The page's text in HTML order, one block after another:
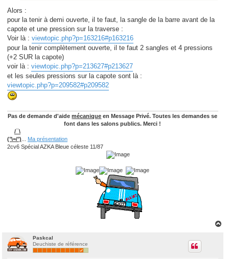
Alors :
pour la tenir à demi ouverte, il te faut, la sangle de la barre avant de la
capote et une pression sur la traverse :
Voir là : viewtopic.php?p=163216#p163216
pour la tenir complètement ouverte, il te faut 2 sangles et 4 pressions
(+2 SUR la capote)
voir là : viewtopic.php?p=213627#p213627
et les seules pressions sur la capote sont là :
viewtopic.php?p=209582#p209582
Pas de demande d'aidemécanique en Message Privé. Toutes les demandes se
font dans les salons publics. Merci !
/¯\
(°\=/°)
Ma présentation
2cv6 Spécial AZKA Bleue céleste 11/87
Paskcal
Deuchiste de référence